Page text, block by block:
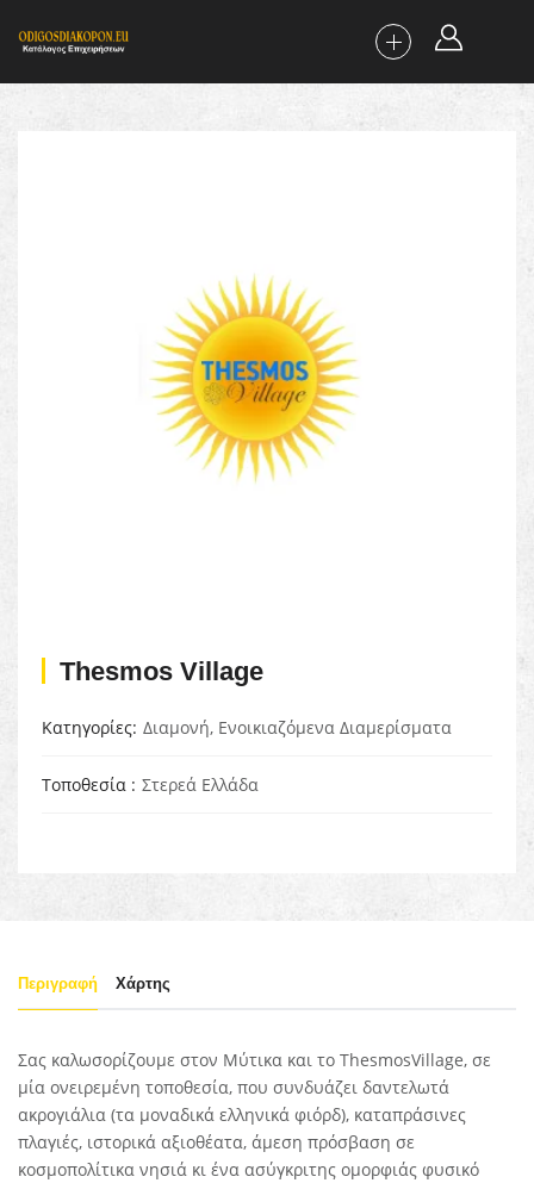
Thesmos Village
Κατηγορίες Διαμονή, Ενοικιαζόμενα Διαμερίσματα
Τοποθεσία Στερεά Ελλάδα
Περιγραφή Χάρτης
Σας καλωσορίζουμε στον Μύτικα και το ThesmosVillage, σε
μία ονειρεμένη τοποθεσία, που συνδυάζει δαντελωτά
ακρογιάλια (τα μοναδικά ελληνικά φιόρδ), καταπράσινες
πλαγιές, ιστορικά αξιοθέατα, άμεση πρόσβαση σε
κοσμοπολίτικα νησιά κι ένα ασύγκριτης ομορφιάς φυσικό